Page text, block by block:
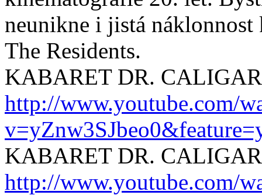
neunikne i jistá náklonnost
The Residents.
KABARET DR.
http://www.youtube.com/
KABARET DR.
http://www.youtube.com/